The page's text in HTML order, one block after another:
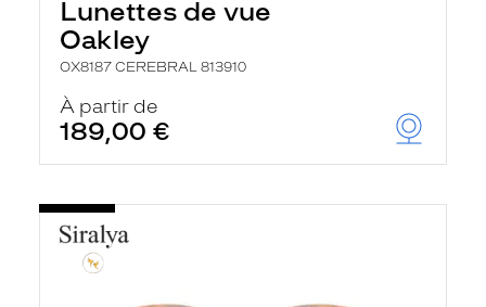
Lunettes de vue
Oakley
OX8187 CEREBRAL 813910
À partir de
189,00 €